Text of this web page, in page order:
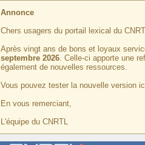
Annonce
Chers usagers du portail lexical du
Après vingt ans de bons et loyaux
septembre 2026. Celle-ci apporte une
également de nouvelles ressources.
Vous pouvez tester la nouvelle version
En vous remerciant,
L'équipe du CNRTL